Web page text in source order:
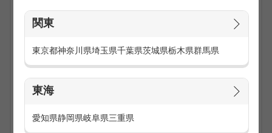
関東
東京都神奈川県埼玉県千葉県茨城県栃木県群馬県
東海
愛知県静岡県岐阜県三重県